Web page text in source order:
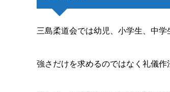
三島柔道会では幼児、小学生、中学
強さだけを求めるのではなく礼儀作